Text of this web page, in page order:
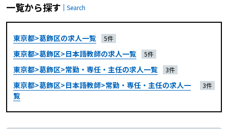
一覧から探す Search
東京都>葛飾区の求人一覧 5件
東京都>葛飾区>日本語教師の求人一覧 5件
東京都>葛飾区>常勤・専任・主任の求人一覧 3件
東京都>葛飾区>日本語教師>常勤・専任・主任の求人一
覧
3件